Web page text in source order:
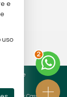
e
uso